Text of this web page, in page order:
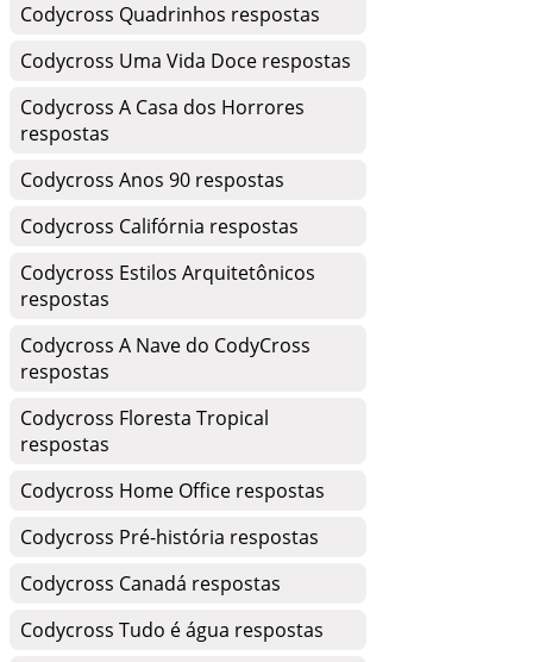
Codycross Quadrinhos respostas
Codycross Uma Vida Doce respostas
Codycross A Casa dos Horrores
respostas
Codycross Anos 90 respostas
Codycross Califórnia respostas
Codycross Estilos Arquitetônicos
respostas
Codycross A Nave do CodyCross
respostas
Codycross Floresta Tropical
respostas
Codycross Home Office respostas
Codycross Pré-história respostas
Codycross Canadá respostas
Codycross Tudo é água respostas